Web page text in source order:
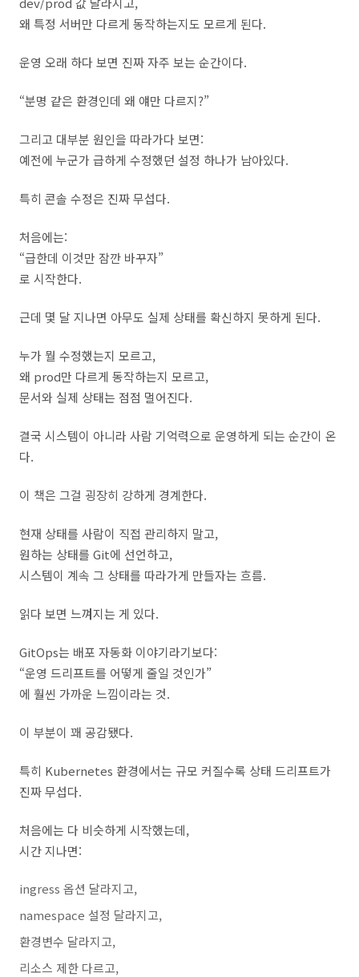
왜 특정 서버만 다르게 동작하는지도 모르게 된다.
운영 오래 하다 보면 진짜 자주 보는 순간이다.
“분명 같은 환경인데 왜 얘만 다르지?”
그리고 대부분 원인을 따라가다 보면:
예전에 누군가 급하게 수정했던 설정 하나가 남아있다.
특히 콘솔 수정은 진짜 무섭다.
처음에는:
“급한데 이것만 잠깐 바꾸자”
로 시작한다.
근데 몇 달 지나면 아무도 실제 상태를 확신하지 못하게 된다.
누가 뭘 수정했는지 모르고,
왜 prod만 다르게 동작하는지 모르고,
문서와 실제 상태는 점점 멀어진다.
결국 시스템이 아니라 사람 기억력으로 운영하게 되는 순간이 온
다.
이 책은 그걸 굉장히 강하게 경계한다.
현재 상태를 사람이 직접 관리하지 말고,
원하는 상태를 Git에 선언하고,
시스템이 계속 그 상태를 따라가게 만들자는 흐름.
읽다 보면 느껴지는 게 있다.
GitOps는 배포 자동화 이야기라기보다:
“운영 드리프트를 어떻게 줄일 것인가”
에 훨씬 가까운 느낌이라는 것.
이 부분이 꽤 공감됐다.
특히 Kubernetes 환경에서는 규모 커질수록 상태 드리프트가
진짜 무섭다.
처음에는 다 비슷하게 시작했는데,
시간 지나면:
ingress 옵션 달라지고,
namespace 설정 달라지고,
환경변수 달라지고,
리소스 제한 다르고,